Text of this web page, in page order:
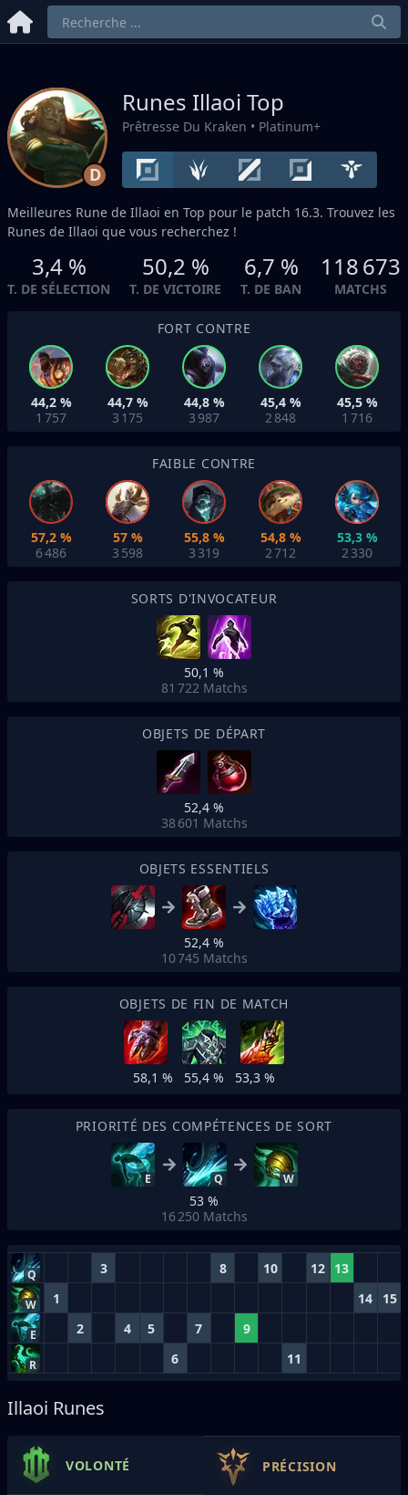
D
Runes Illaoi Top
Prêtresse Du Kraken • Platinum+
Meilleures Rune de Illaoi en Top pour le patch 16.3. Trouvez les
Runes de Illaoi que vous recherchez !
3,4 %
T. DE SÉLECTION
50,2 %
T. DE VICTOIRE
6,7 %
T. DE BAN
118 673
MATCHS
FORT CONTRE
44,2 %
1 757
44,7 %
3 175
44,8 %
3 987
45,4 %
2 848
45,5 %
1 716
FAIBLE CONTRE
57,2 %
6 486
57 %
3 598
55,8 %
3 319
54,8 %
2 712
53,3 %
2 330
SORTS D'INVOCATEUR
50,1 %
81 722 Matchs
OBJETS DE DÉPART
52,4 %
38 601 Matchs
OBJETS ESSENTIELS
52,4 %
10 745 Matchs
OBJETS DE FIN DE MATCH
58,1 % 55,4 % 53,3 %
PRIORITÉ DES COMPÉTENCES DE SORT
E Q W
53 %
16 250 Matchs
Q 3 8 10 12 13
W 1 14 15
E 2 4 5 7 9
R 6 11
Illaoi Runes
VOLONTÉ PRÉCISION